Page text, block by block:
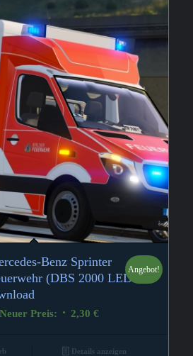
Benz Sprinter
(DBS 2000 LED
Ursprünglicher
Neuer Preis: 2,30 €Aktueller
Angebot!
Details anzeigen